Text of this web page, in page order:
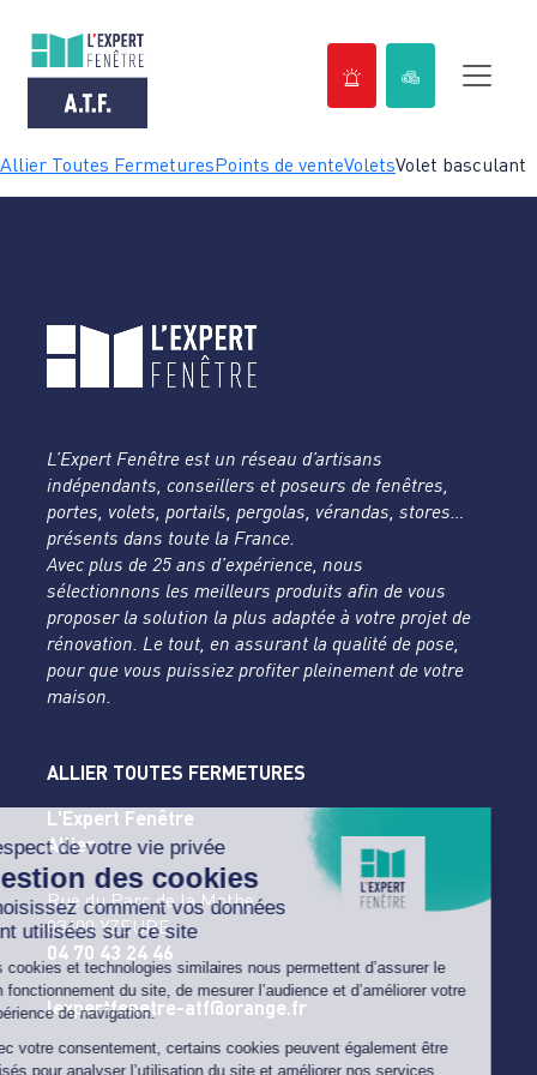
Passer
Allier Toutes FermeturesPoints de venteVoletsVolet basculant
L’Expert Fenêtre est un réseau d’artisans
indépendants, conseillers et poseurs de fenêtres,
portes, volets, portails, pergolas, vérandas, stores…
présents dans toute la France.
Avec plus de 25 ans d’expérience, nous
sélectionnons les meilleurs produits afin de vous
proposer la solution la plus adaptée à votre projet de
rénovation. Le tout, en assurant la qualité de pose,
pour que vous puissiez profiter pleinement de votre
maison.
ALLIER TOUTES FERMETURES
L'Expert Fenêtre
Allier
Rue du Parc de la Mothe
03400 YZEURE
04 70 43 24 46
lexpertfenetre-atf@orange.fr